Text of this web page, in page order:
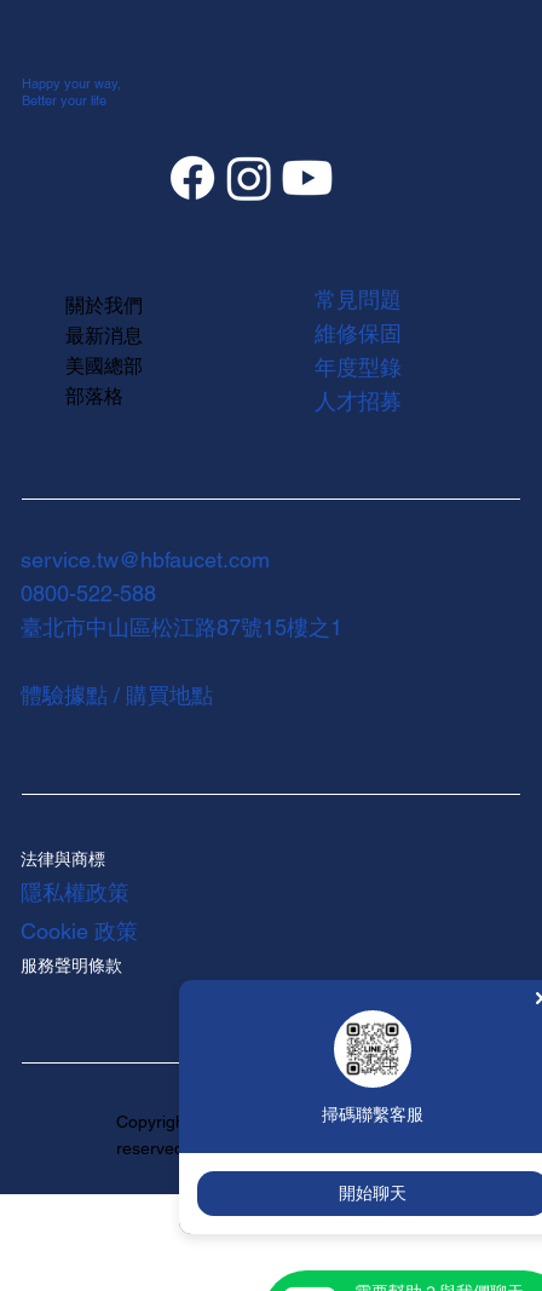
service.tw@hbfaucet.com
0800-522-588
臺北市中山區松江路87號15樓之1
體驗據點 / 購買地點
Happy your way,
Better your life
關於我們
最新消息
美國總部
部落格
常見問題
維修保固
年度型錄
人才招募
Copyright ©HUNTINGTON All rights
reserved.
法律與商標
隱私權政策
Cookie 政策
服務聲明條款
掃碼聯繫客服
開始聊天